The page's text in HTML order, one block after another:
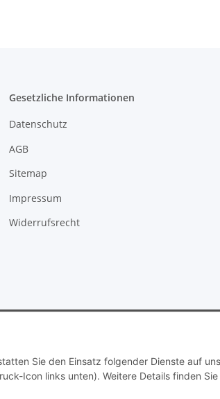
Sie den Einsatz folgender Dienste auf
Icon links unten). Weitere Details finden
Gesetzliche Informationen
Datenschutz
AGB
Sitemap
Impressum
Widerrufsrecht